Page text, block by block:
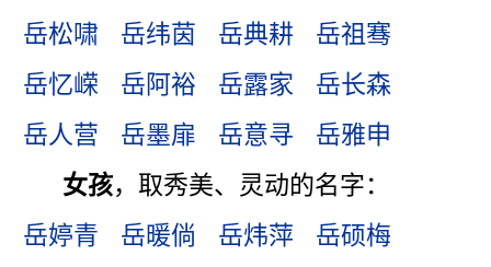
岳松啸
岳纬茵 岳典耕
岳祖骞
岳忆嵘
岳阿裕 岳露家
岳长森
岳人营
岳墨扉 岳意寻
岳雅申
女孩，取秀美、灵动的名字：
岳婷青
岳暖倘 岳炜萍
岳硕梅